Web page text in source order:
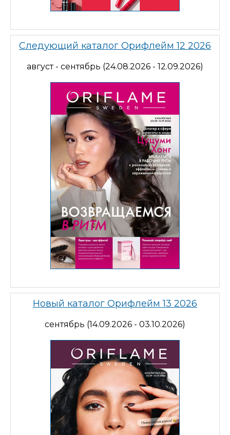
Следующий каталог Орифлейм 12 2026
август - сентябрь (24.08.2026 - 12.09.2026)
Новый каталог Орифлейм 13 2026
сентябрь (14.09.2026 - 03.10.2026)